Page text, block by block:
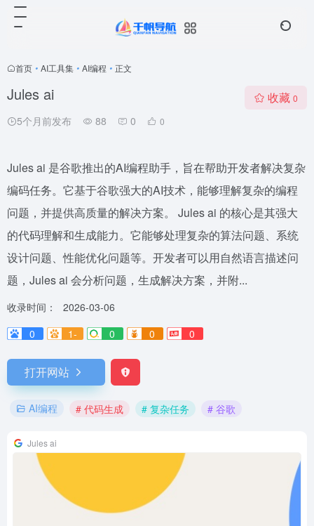
首页 • AI工具集 • AI编程 • 正文
Jules ai
5个月前发布 88 0 0
收藏 0
Jules ai 是谷歌推出的AI编程助手，旨在帮助开发者解决复杂
编码任务。它基于谷歌强大的AI技术，能够理解复杂的编程
问题，并提供高质量的解决方案。 Jules ai 的核心是其强大
的代码理解和生成能力。它能够处理复杂的算法问题、系统
设计问题、性能优化问题等。开发者可以用自然语言描述问
题，Jules ai 会分析问题，生成解决方案，并附...
收录时间：
2026-03-06
0
1- 0 0 0
打开网站
AI编程 # 代码生成 # 复杂任务 # 谷歌
Jules ai